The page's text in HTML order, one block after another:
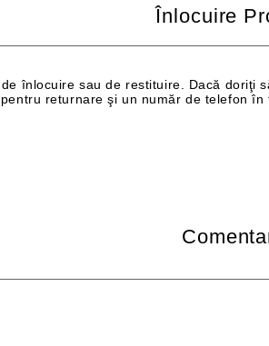
Înlocuire
înlocuire sau de restituire. Dacă doriţi
returnare şi un număr de telefon în